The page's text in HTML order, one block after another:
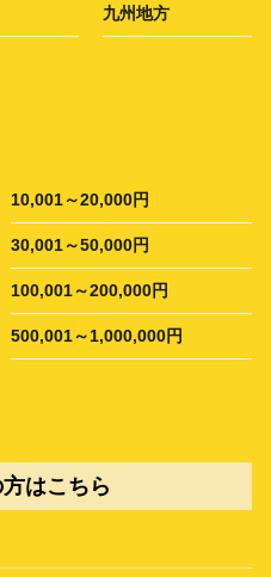
九州地方
10,001～20,000円
30,001～50,000円
100,001～200,000円
500,001～1,000,000円
はこちら